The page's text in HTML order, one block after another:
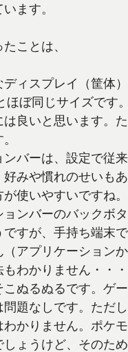
ます。
ことは、
ィスプレイ（筐体）
ほぼ同じサイズです
良いと思います。
ンバーは、設定で従
みや慣れのせいも
使いやすいですね。
ョンバーのバックボ
すが、手持ち端末
（アプリケーション
わかりません・・・
こぬるぬるです。ゲ
題なしです。ただ
わかりません。ポケ
しょうけど、そのた